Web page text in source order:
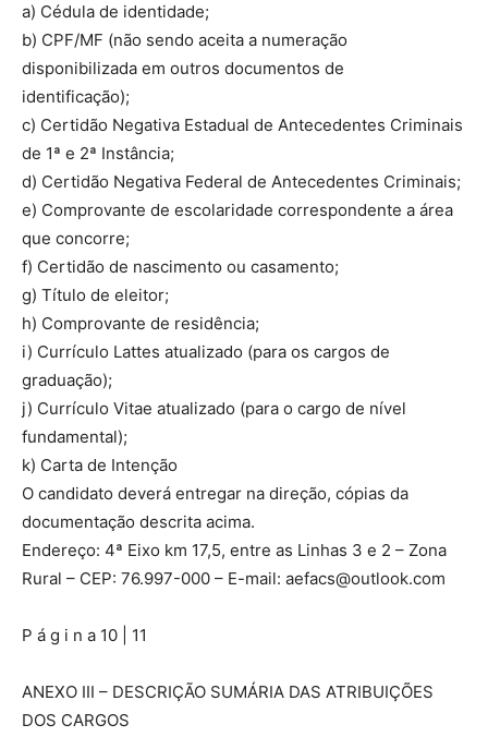
a) Cédula de identidade;
b) CPF/MF (não sendo aceita a numeração
disponibilizada em outros documentos de
identificação);
c) Certidão Negativa Estadual de Antecedentes Criminais
de 1ª e 2ª Instância;
d) Certidão Negativa Federal de Antecedentes Criminais;
e) Comprovante de escolaridade correspondente a área
que concorre;
f) Certidão de nascimento ou casamento;
g) Título de eleitor;
h) Comprovante de residência;
i) Currículo Lattes atualizado (para os cargos de
graduação);
j) Currículo Vitae atualizado (para o cargo de nível
fundamental);
k) Carta de Intenção
O candidato deverá entregar na direção, cópias da
documentação descrita acima.
Endereço: 4ª Eixo km 17,5, entre as Linhas 3 e 2 – Zona
Rural – CEP: 76.997-000 – E-mail: aefacs@outlook.com
P á g i n a 10 | 11
ANEXO III – DESCRIÇÃO SUMÁRIA DAS ATRIBUIÇÕES
DOS CARGOS